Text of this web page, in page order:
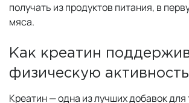
получать из продуктов питания, в
мяса.
Как креатин
физическую
Креатин — одна из лучших добавок для